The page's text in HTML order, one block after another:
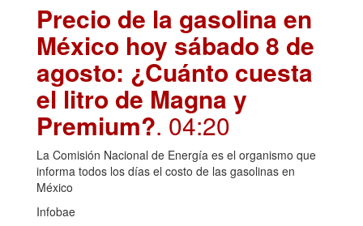
Precio de la gasolina en
México hoy sábado 8 de
agosto: ¿Cuánto cuesta
el litro de Magna y
Premium?. 04:20
La Comisión Nacional de Energía es el organismo que
informa todos los días el costo de las gasolinas en
México
Infobae